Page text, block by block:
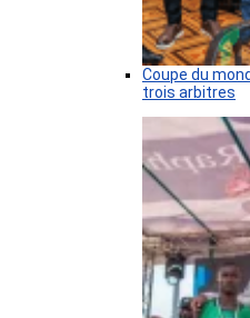
Coupe du
trois arbitres